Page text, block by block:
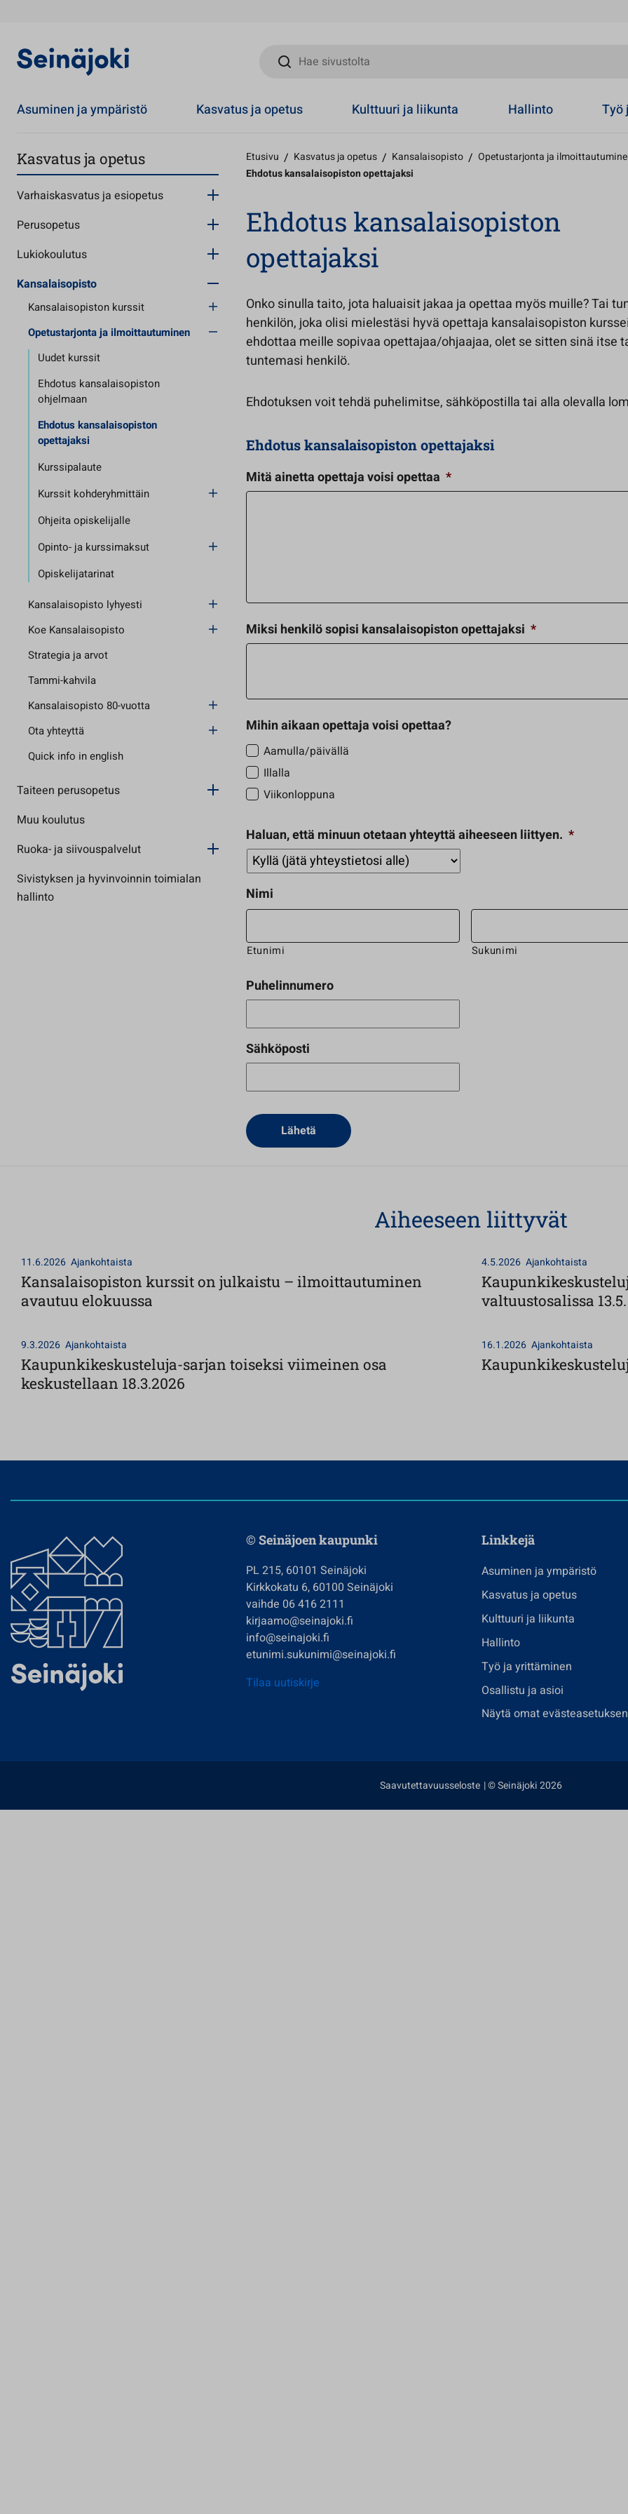
Hae sivustolta
Asuminen ja ympäristö Kasvatus ja opetus Kulttuuri ja liikunta Hallinto Työ
Kasvatus ja opetus
Varhaiskasvatus ja esiopetus
Perusopetus
Lukiokoulutus
Kansalaisopisto
Kansalaisopiston kurssit
Opetustarjonta ja ilmoittautuminen
Uudet kurssit
Ehdotus kansalaisopiston
ohjelmaan
Ehdotus kansalaisopiston
opettajaksi
Kurssipalaute
Kurssit kohderyhmittäin
Ohjeita opiskelijalle
Opinto- ja kurssimaksut
Opiskelijatarinat
Kansalaisopisto lyhyesti
Koe Kansalaisopisto
Strategia ja arvot
Tammi-kahvila
Kansalaisopisto 80-vuotta
Ota yhteyttä
Quick info in english
Taiteen perusopetus
Muu koulutus
Ruoka- ja siivouspalvelut
Sivistyksen ja hyvinvoinnin toimialan
hallinto
Etusivu / Kasvatus ja opetus / Kansalaisopisto / Opetustarjonta ja
Ehdotus kansalaisopiston opettajaksi
Ehdotus kansalaisopiston
opettajaksi
Onko sinulla taito, jota haluaisit jakaa ja opettaa myös muille? Tai
henkilön, joka olisi mielestäsi hyvä opettaja kansalaisopiston
ehdottaa meille sopivaa opettajaa/ohjaajaa, olet se sitten sinä itse
tuntemasi henkilö.
Ehdotuksen voit tehdä puhelimitse, sähköpostilla tai alla olevalla
Ehdotus kansalaisopiston opettajaksi
Mitä ainetta opettaja voisi opettaa *
Miksi henkilö sopisi kansalaisopiston opettajaksi *
Mihin aikaan opettaja voisi opettaa?
Aamulla/päivällä
Illalla
Viikonloppuna
Haluan, että minuun otetaan yhteyttä aiheeseen liittyen. *
Nimi
Etunimi Sukunimi
Puhelinnumero
Sähköposti
Aiheeseen liittyvät
11.6.2026 Ajankohtaista
Kansalaisopiston kurssit on julkaistu – ilmoittautuminen
avautuu elokuussa
4.5.2026 Ajankohtaista
valtuustosalissa
9.3.2026 Ajankohtaista
Kaupunkikeskusteluja-sarjan toiseksi viimeinen osa
keskustellaan 18.3.2026
16.1.2026 Ajankohtaista
© Seinäjoen kaupunki
PL 215, 60101 Seinäjoki
Kirkkokatu 6, 60100 Seinäjoki
vaihde 06 416 2111
kirjaamo@seinajoki.fi
info@seinajoki.fi
etunimi.sukunimi@seinajoki.fi
Tilaa uutiskirje
Linkkejä
Asuminen ja ympäristö
Kasvatus ja opetus
Kulttuuri ja liikunta
Hallinto
Työ ja yrittäminen
Osallistu ja asioi
Näytä omat
Saavutettavuusseloste | © Seinäjoki 2026